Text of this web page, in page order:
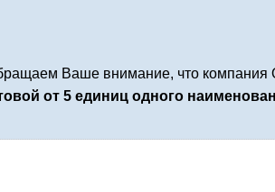
Ваше внимание, что компания
от 5 единиц одного